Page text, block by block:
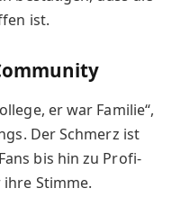
ist.
er war Familie“,
Der Schmerz ist
bis hin zu Profi-
Stimme.